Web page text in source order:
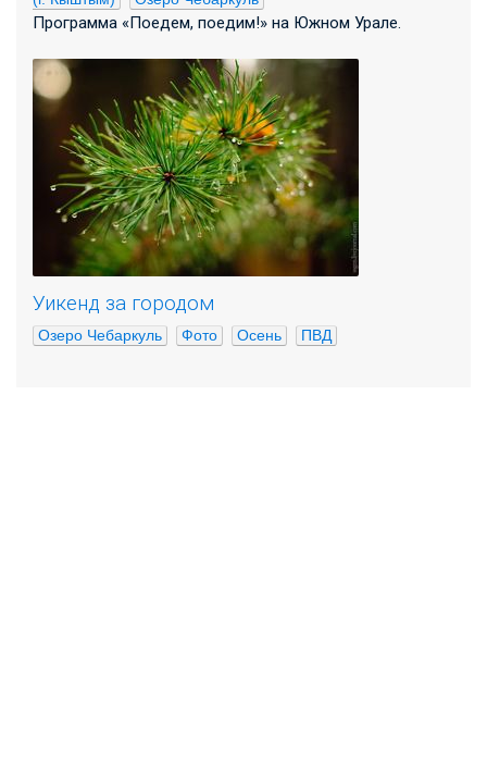
Программа «Поедем, поедим!» на Южном Урале.
Уикенд за городом
Озеро Чебаркуль Фото Осень ПВД